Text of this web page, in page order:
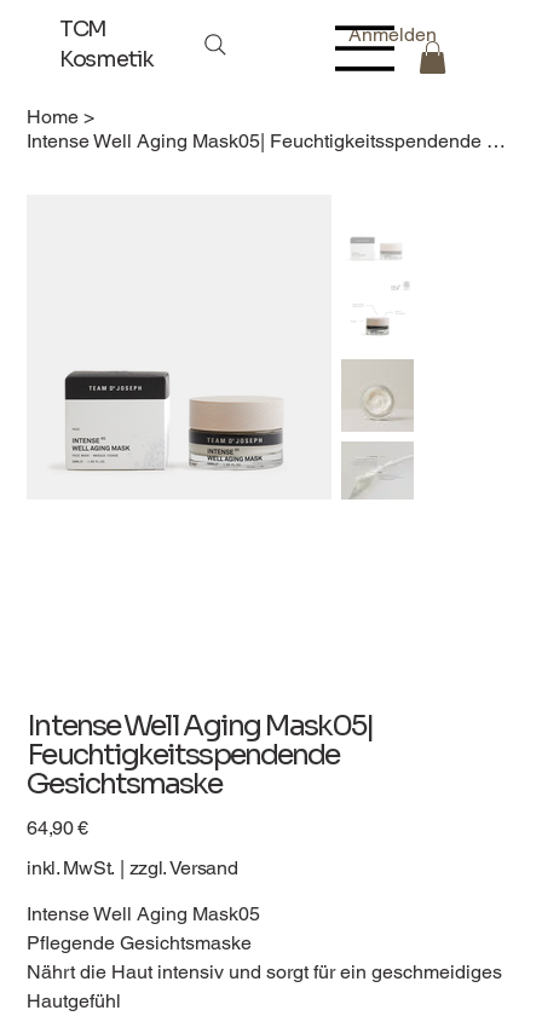
TCM
Kosmetik
Anmelden
Home >
Intense Well Aging Mask05| Feuchtigkeitsspendende Gesichtsmaske
Intense Well Aging Mask05|
Feuchtigkeitsspendende
Gesichtsmaske
64,90 €
inkl. MwSt. | zzgl. Versand
Intense Well Aging Mask05
Pflegende Gesichtsmaske
Nährt die Haut intensiv und sorgt für ein geschmeidiges
Hautgefühl